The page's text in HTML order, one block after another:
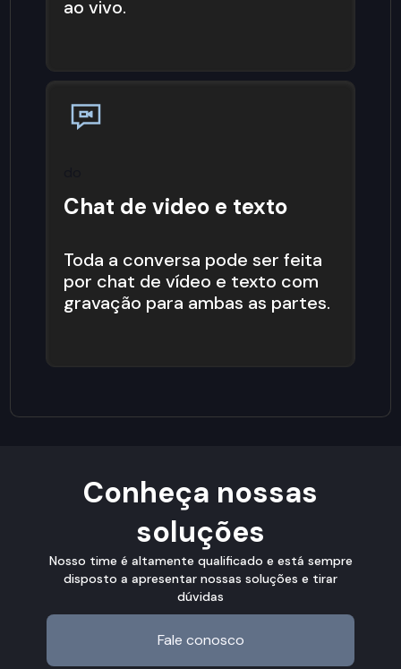
ao vivo.
Chat de video e texto
Toda a conversa pode ser feita
por chat de vídeo e texto com
gravação para ambas as partes.
Conheça nossas
soluções
Nosso time é altamente qualificado e está sempre
disposto a apresentar nossas soluções e tirar
dúvidas
Fale conosco